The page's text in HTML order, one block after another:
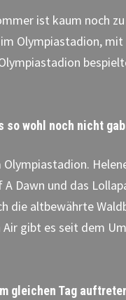
ist kaum noch
Olympiastadion, mit
so wohl noch nicht
Dawn und das
die altbewährte
gibt es seit dem
gleichen Tag